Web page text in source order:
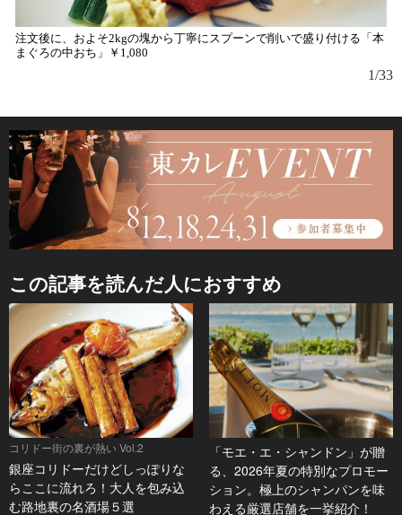
注文後に、およそ2kgの塊から丁寧にスプーンで削いで盛り付ける「本
まぐろの中おち」￥1,080
1/33
この記事を読んだ人におすすめ
コリドー街の裏が熱い Vol.2
銀座コリドーだけどしっぽりな
らここに流れろ！大人を包み込
む路地裏の名酒場５選
「モエ・エ・シャンドン」が贈
る、2026年夏の特別なプロモー
ション。極上のシャンパンを味
わえる厳選店舗を一挙紹介！